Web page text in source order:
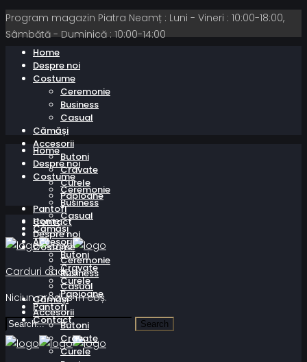
Program magazin Piatra Neamț : Luni - Vineri : 10:00-18:00,
Sâmbătă - Duminică : 10:00-14:00
Home
Despre noi
Costume
Ceremonie
Business
Casual
Cămăși
Accesorii
Butoni
Cravate
Curele
Papioane
Pantofi
Contact
Carduri cadou
Niciun produs în coș.
Home
Despre noi
Costume
Ceremonie
Business
Casual
Cămăși
Accesorii
Butoni
Cravate
Curele
Papioane
Pantofi
Contact
Home
Despre noi
Costume
Ceremonie
Business
Casual
Cămăși
Accesorii
Butoni
Cravate
Curele